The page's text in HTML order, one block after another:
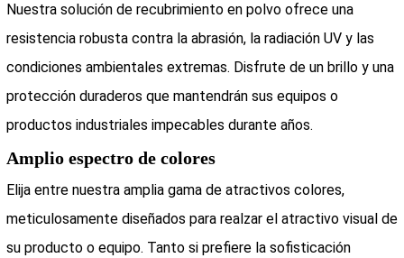
Nuestra solución de recubrimiento en polvo ofrece una
resistencia robusta contra la abrasión, la radiación UV y las
condiciones ambientales extremas. Disfrute de un brillo y una
protección duraderos que mantendrán sus equipos o
productos industriales impecables durante años.
Amplio espectro de colores
Elija entre nuestra amplia gama de atractivos colores,
meticulosamente diseñados para realzar el atractivo visual de
su producto o equipo. Tanto si prefiere la sofisticación